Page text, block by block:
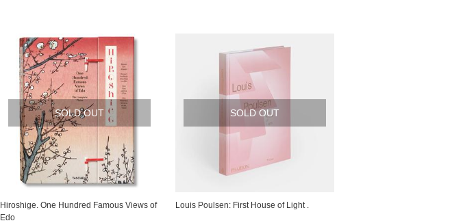
SOLD OUT
Hiroshige. One Hundred Famous Views of
Edo
SOLD OUT
Louis Poulsen: First House of Light .